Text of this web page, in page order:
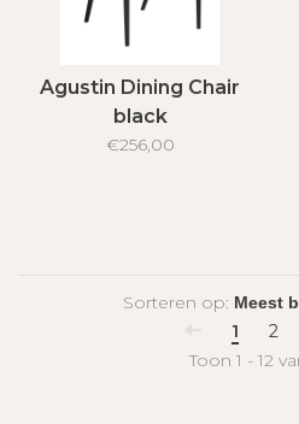
Agustin Dining Chair
black
€256,00
Sorteren op:
1
2
Toon 1 - 12